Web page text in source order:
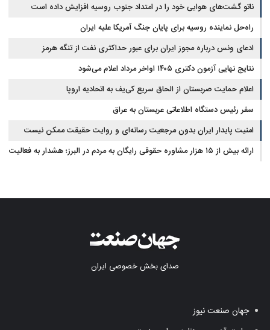
ناتو گشت‌های هوایی خود را در امتداد جنوب روسیه افزایش داده است
راه‌حل نماینده روسیه برای پایان جنگ آمریکا علیه ایران
ادعای ونس درباره مجوز ایران برای عبور حداکثری نفت از تنگه هرمز
نتایج نهایی آزمون دکتری ۱۴۰۵ اواخر مرداد اعلام می‌شود
اعلام حمایت صربستان از الحاق سریع کی‌یف به اتحادیه اروپا
سفر رئیس دستگاه اطلاعاتی عربستان به عراق
امنیت پایدار ایران بدون مرجعیت رسانه‌ای و روایت حقیقت ممکن نیست
ارائه بیش از ۱۵ هزار مشاوره حقوقی رایگان به مردم در البرز؛ هشدار به فعالیت
صدای بخش خصوصی ایران
جهان صنعت نیوز